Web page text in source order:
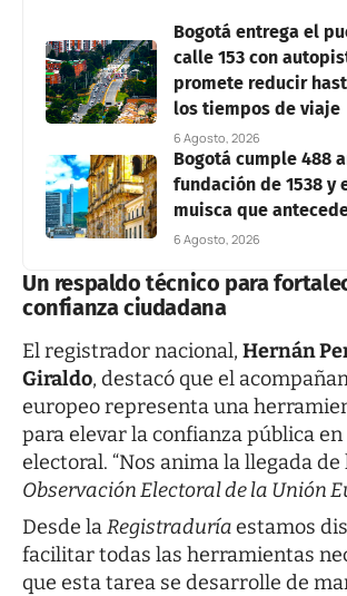
Bogotá entrega el
calle 153 con
promete reducir
los tiempos de viaje
6 Agosto, 2026
Bogotá cumple 488
fundación de 1538 y
muisca que
6 Agosto, 2026
Un respaldo técnico para
confianza ciudadana
El registrador nacional, Hernán
Giraldo, destacó que el
europeo representa una
para elevar la confianza pública
electoral. “Nos anima la llegada
Observación Electoral de la Unión
Desde laRegistraduríaestamos
facilitar todas las herramientas
que esta tarea se desarrolle de